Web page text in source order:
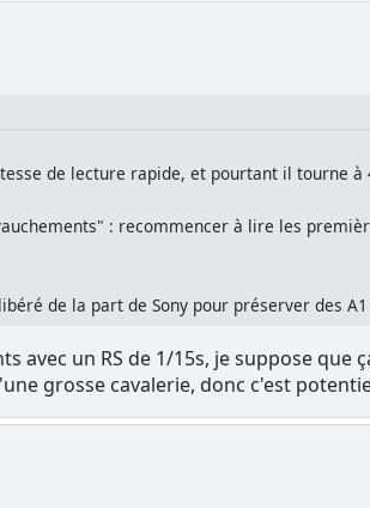
de lecture rapide, et pourtant il tourne à
: recommencer à lire les
de la part de Sony pour préserver des
avec un RS de 1/15s, je suppose
grosse cavalerie, donc c'est